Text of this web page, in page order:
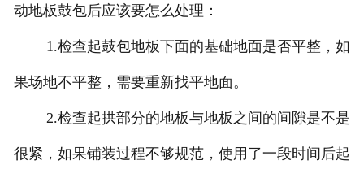
动地板鼓包后应该要怎么处理：
1.检查起鼓包地板下面的基础地面是否平整，如
果场地不平整，需要重新找平地面。
2.检查起拱部分的地板与地板之间的间隙是不是
很紧，如果铺装过程不够规范，使用了一段时间后起